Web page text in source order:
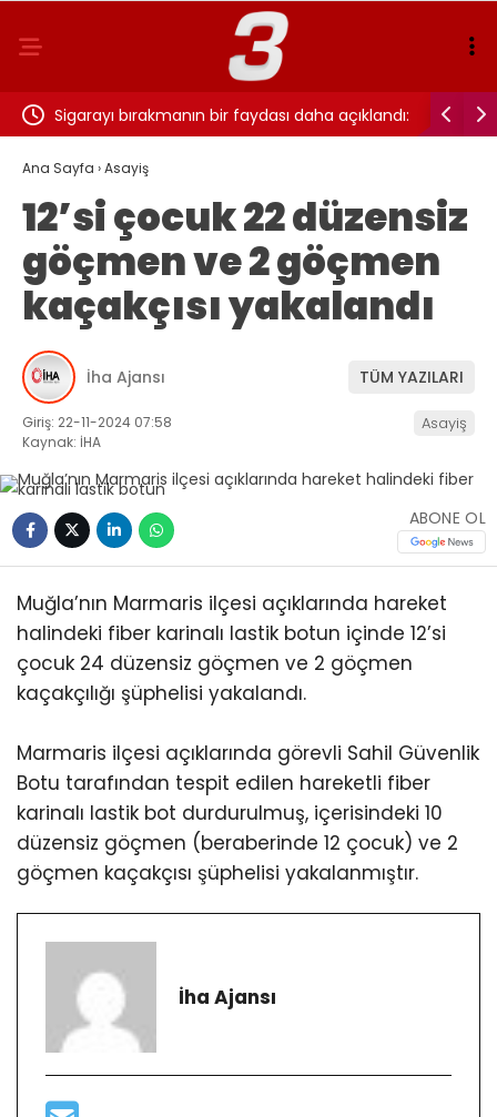
Sigarayı bırakmanın bir faydası daha açıklandı:
Beyin sağlığı için 7 yıl detayı dikkat çekti
Ana Sayfa ›Asayiş
12’si çocuk 22 düzensiz
göçmen ve 2 göçmen
kaçakçısı yakalandı
İha Ajansı TÜM YAZILARI
Giriş: 22-11-2024 07:58
Kaynak: İHA
Asayiş
ABONE OL
Muğla’nın Marmaris ilçesi açıklarında hareket
halindeki fiber karinalı lastik botun içinde 12’si
çocuk 24 düzensiz göçmen ve 2 göçmen
kaçakçılığı şüphelisi yakalandı.
Marmaris ilçesi açıklarında görevli Sahil Güvenlik
Botu tarafından tespit edilen hareketli fiber
karinalı lastik bot durdurulmuş, içerisindeki 10
düzensiz göçmen (beraberinde 12 çocuk) ve 2
göçmen kaçakçısı şüphelisi yakalanmıştır.
İha Ajansı